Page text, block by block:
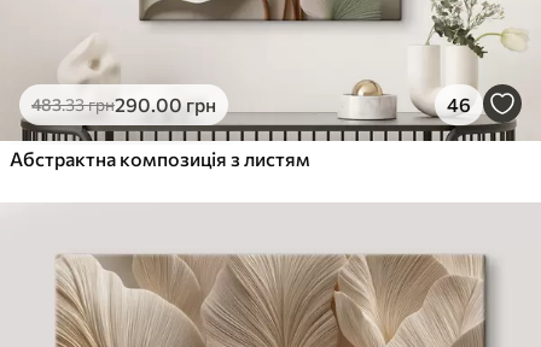
483.33грн290.00 грн 46
Абстрактна композиція з листям